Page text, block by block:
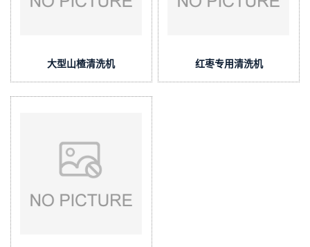
大型山楂清洗机 红枣专用清洗机